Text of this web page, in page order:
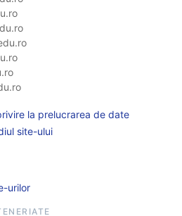
la prelucrarea de date
site-ului
urilor